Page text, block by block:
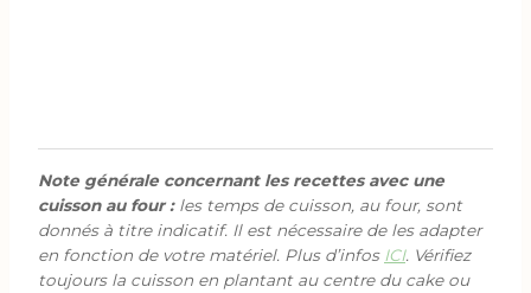
Note générale concernant les recettes avec une
cuisson au four :les temps de cuisson, au four, sont
donnés à titre indicatif. Il est nécessaire de les adapter
en fonction de votre matériel. Plus d’infos ICI. Vérifiez
toujours la cuisson en plantant au centre du cake ou